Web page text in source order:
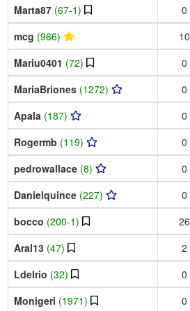
Marta87 (67-1) 0
mcg (966) 10
Mariu0401 (72) 0
MariaBriones (1272) 0
Apala (187) 0
Rogermb (119) 0
pedrowallace (8) 0
Danielquince (227) 0
bocco (200-1) 26
Aral13 (47) 2
Ldelrio (32) 0
Monigeri (1971) 0